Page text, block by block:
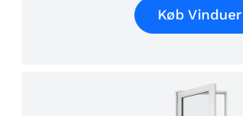
Køb Vinduer